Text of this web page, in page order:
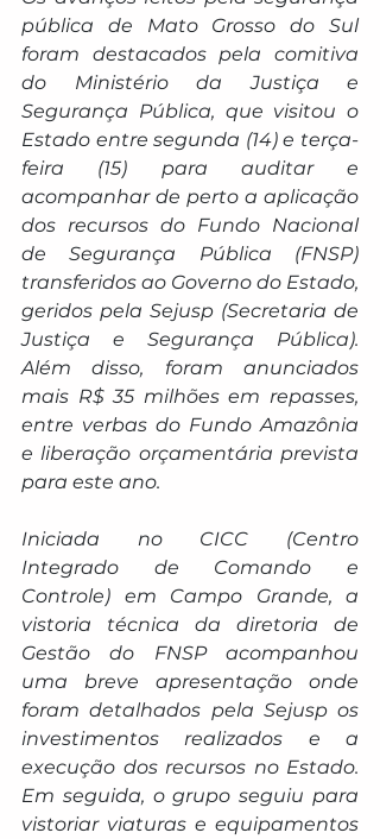
pública de Mato Grosso do Sul
foram destacados pela comitiva
do Ministério da Justiça e
Segurança Pública, que visitou o
Estado entre segunda (14) e terça-
feira (15) para auditar e
acompanhar de perto a aplicação
dos recursos do Fundo Nacional
de Segurança Pública (FNSP)
transferidos ao Governo do Estado,
geridos pela Sejusp (Secretaria de
Justiça e Segurança Pública).
Além disso, foram anunciados
mais R$ 35 milhões em repasses,
entre verbas do Fundo Amazônia
e liberação orçamentária prevista
para este ano.
Iniciada no CICC (Centro
Integrado de Comando e
Controle) em Campo Grande, a
vistoria técnica da diretoria de
Gestão do FNSP acompanhou
uma breve apresentação onde
foram detalhados pela Sejusp os
investimentos realizados e a
execução dos recursos no Estado.
Em seguida, o grupo seguiu para
vistoriar viaturas e equipamentos